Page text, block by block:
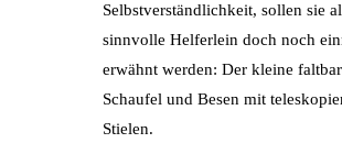
Selbstverständlichkeit, sollen sie
sinnvolle Helferlein doch noch
erwähnt werden: Der kleine
Schaufel und Besen mit
Stielen.